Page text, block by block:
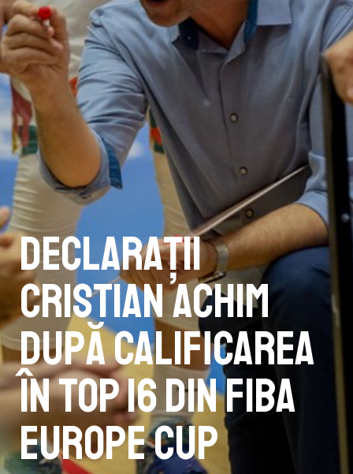
Declarații
Cristian Achim
după calificarea
în TOP 16 din FIBA
Europe Cup